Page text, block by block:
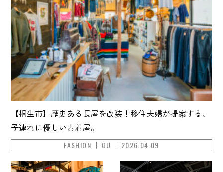
【桐生市】歴史ある長屋を改装！移住夫婦が提案する、
子連れに優しい古着屋。
FASHION OU 2026.04.09